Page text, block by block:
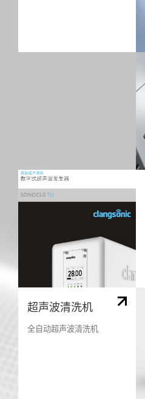
超声波清洗机
全自动超声波清洗机